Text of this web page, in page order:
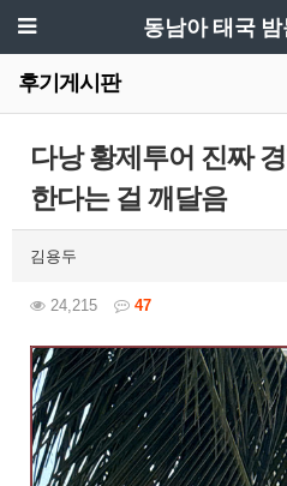
동남아 태국
후기게시판
다낭 황제투어 진짜
한다는 걸 깨달음
김용두
24,215 47